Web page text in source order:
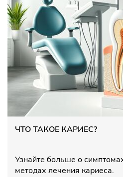
ЧТО ТАКОЕ КАРИЕС?
Узнайте больше о
методах лечения кариеса.